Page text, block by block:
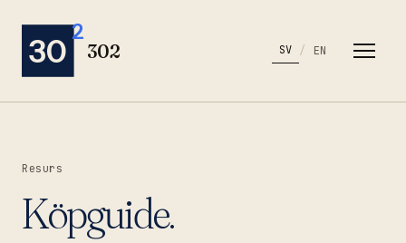
30 2
302 SV / EN
Resurs
Köpguide.